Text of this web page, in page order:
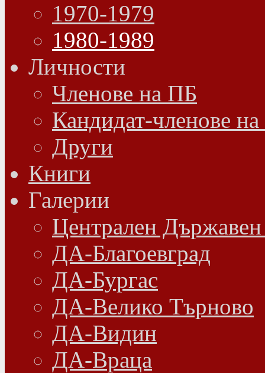
1970-1979
1980-1989
Личности
Членове на ПБ
Кандидат-членове
Други
Книги
Галерии
Централен
ДА-Благоевград
ДА-Бургас
ДА-Велико Търново
ДА-Видин
ДА-Враца